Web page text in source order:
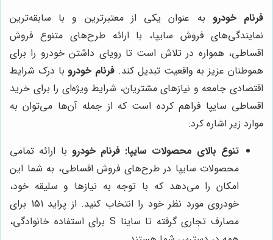
فرنام خودرو به عنوان یکی از معتبرترین و با سابقه‌ترین
نمایندگی‌های فروش سایپا، با ارائه طرح‌های متنوع فروش
اقساطی، همواره در تلاش است تا رویای داشتن خودرو را برای
هموطنان عزیز به واقعیت تبدیل کند. فرنام خودرو با درک شرایط
اقتصادی جامعه و نیازهای مشتریان، شرایط ویژه‌ای را برای خرید
اقساطی سایپا فراهم کرده است که از جمله آن‌ها می‌توان به
موارد زیر اشاره کرد:
تنوع بالای محصولات سایپا: فرنام خودرو با ارائه تمامی
محصولات سایپا در طرح‌های فروش اقساطی، به شما این
امکان را می‌دهد که با توجه به نیازها و سلیقه خود،
خودروی مورد نظر خود را انتخاب کنید. از پراید 151 برای
مصارف تجاری گرفته تا ساینا S برای استفاده خانوادگی،